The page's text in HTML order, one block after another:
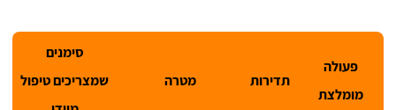
פעולה
מומלצת
תדירות מטרה
סימנים
שמצריכים טיפול